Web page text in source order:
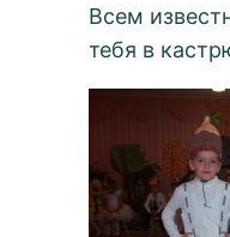
Всем
тебя в